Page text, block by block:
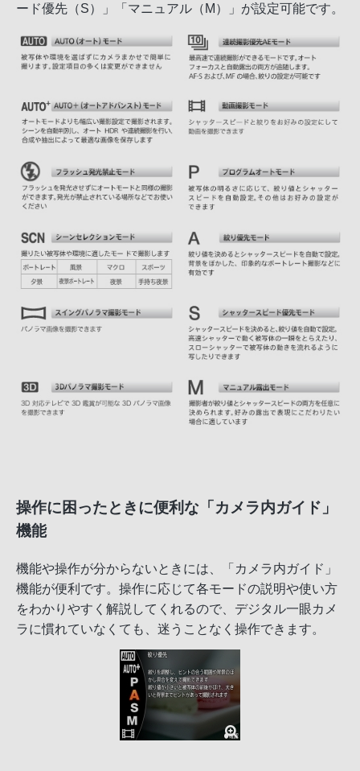
ード優先（S）」「マニュアル（M）」が設定可能です。
操作に困ったときに便利な「カメラ内ガイド」
機能
機能や操作が分からないときには、「カメラ内ガイド」
機能が便利です。操作に応じて各モードの説明や使い方
をわかりやすく解説してくれるので、デジタル一眼カメ
ラに慣れていなくても、迷うことなく操作できます。